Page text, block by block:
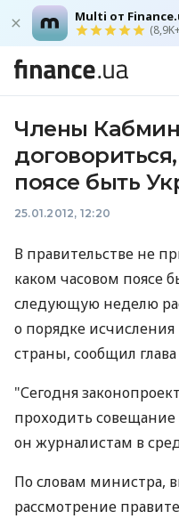
Multi от
Члены
поясе быть
25.01.2012, 12:20
В правительстве не
каком часовом поясе
следующую неделю
о порядке
страны, сообщил
"Сегодня
проходить совещание
он журналистам в
По словам министра,
рассмотрение